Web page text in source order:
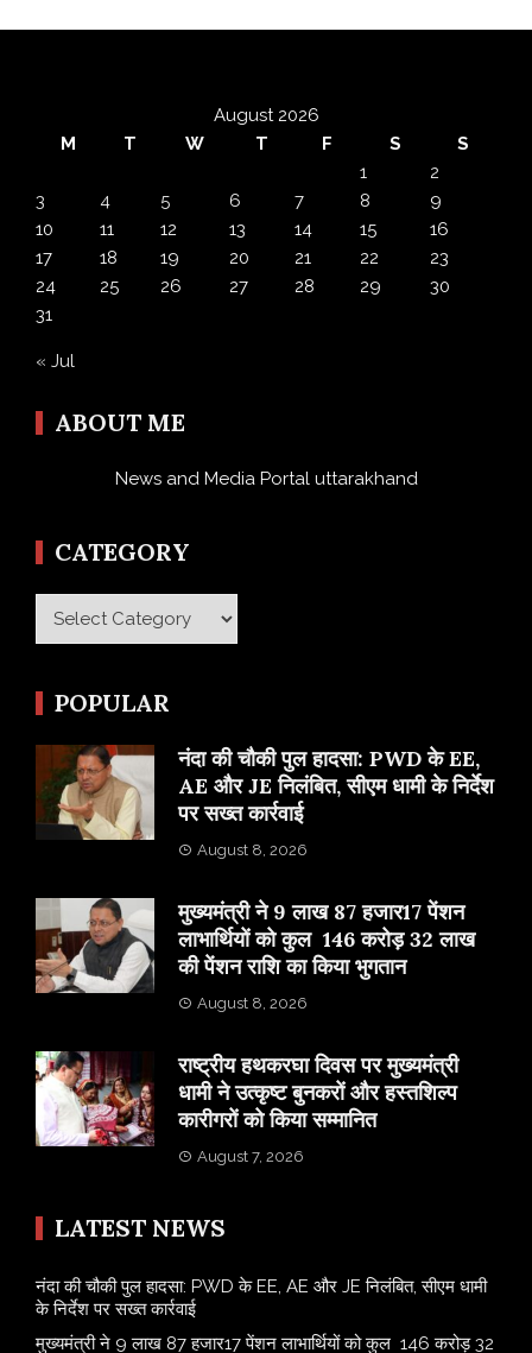
August 2026
M
T W T F S
S
1
2
3
4 5 6 7 8
9
10
11 12 13 14 15
16
17
18 19 20 21 22
23
24
25 26 27 28 29
30
31
« Jul
ABOUT ME
News and Media Portal uttarakhand
CATEGORY
Category
POPULAR
नंदा की चौकी पुल हादसा: PWD के EE,
AE और JE निलंबित, सीएम धामी के निर्देश
पर सख्त कार्रवाई
August 8, 2026
मुख्यमंत्री ने 9 लाख 87 हजार17 पेंशन
लाभार्थियों को कुल 146 करोड़ 32 लाख
की पेंशन राशि का किया भुगतान
August 8, 2026
राष्ट्रीय हथकरघा दिवस पर मुख्यमंत्री
धामी ने उत्कृष्ट बुनकरों और हस्तशिल्प
कारीगरों को किया सम्मानित
August 7, 2026
LATEST NEWS
नंदा की चौकी पुल हादसा: PWD के EE, AE और JE निलंबित, सीएम धामी
के निर्देश पर सख्त कार्रवाई
मुख्यमंत्री ने 9 लाख 87 हजार17 पेंशन लाभार्थियों को कुल 146 करोड़ 32